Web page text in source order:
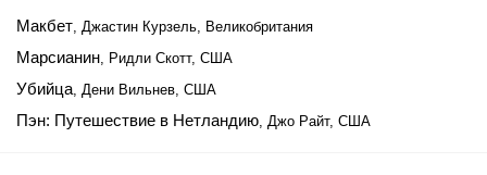
Макбет, Джастин Курзель, Великобритания
Марсианин, Ридли Скотт, США
Убийца, Дени Вильнев, США
Пэн: Путешествие в Нетландию, Джо Райт, США